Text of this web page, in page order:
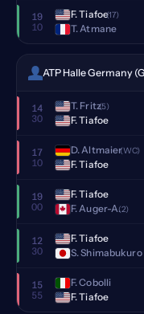
19
10
F. Tiafoe(17)
T. Atmane
ATP Halle Germany
14
30
T. Fritz(5)
F. Tiafoe
17
10
D. Altmaier(WC)
F. Tiafoe
19
00
F. Tiafoe
F. Auger-A.(2)
12
30
F. Tiafoe
S. Shimabukuro
15
55
F. Cobolli
F. Tiafoe